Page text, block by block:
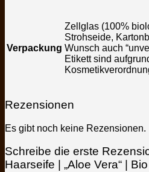
Verpackung
Zellglas (100%
Strohseide,
Wunsch auch
Etikett sind
Rezensionen
Es gibt noch keine Rezensionen.
Schreibe die erste
Haarseife | „Aloe Vera“ |